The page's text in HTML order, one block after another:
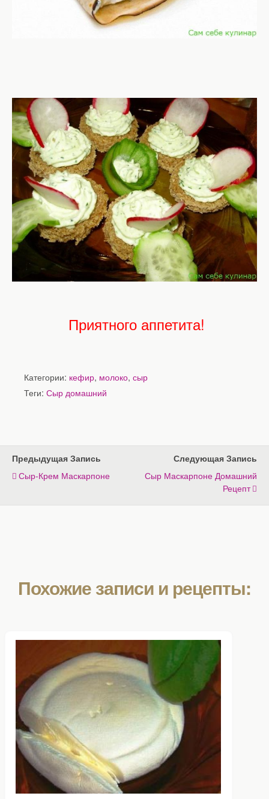
Приятного аппетита!
Категории: кефир, молоко, сыр
Теги: Сыр домашний
Предыдущая Запись
Сыр-Крем Маскарпоне
Следующая Запись
Сыр Маскарпоне Домашний
Рецепт
Похожие записи и рецепты: